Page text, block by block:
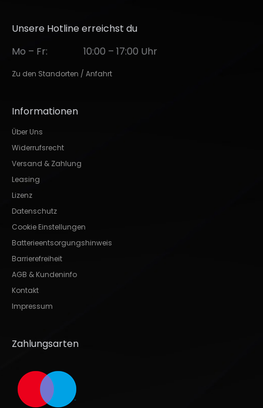
Unsere Hotline erreichst du
Mo – Fr:
10:00 – 17:00 Uhr
Zu den Standorten / Anfahrt
Informationen
Über Uns
Widerrufsrecht
Versand & Zahlung
Leasing
Lizenz
Datenschutz
Cookie Einstellungen
Batterieentsorgungshinweis
Barrierefreiheit
AGB & Kundeninfo
Kontakt
Impressum
Zahlungsarten